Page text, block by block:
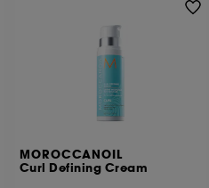
MOROCCANOIL
Curl Defining Cream